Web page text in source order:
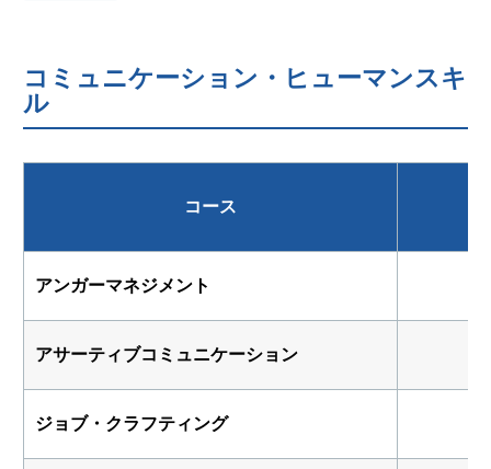
コミュニケーション・ヒューマンスキ
ル
コース
アンガーマネジメント
アサーティブコミュニケーション
ジョブ・クラフティング